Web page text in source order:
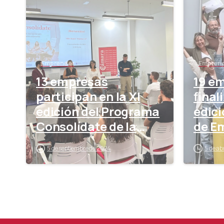
Emprender
13 empresas
participan en la XI
edición del Programa
Consolídate de la
Cámara
5 de septiembre de 2024
19
de
5 de